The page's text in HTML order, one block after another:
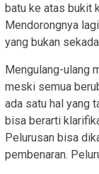
batu ke atas bukit
Mendorongnya
yang bukan
Mengulang-ulang
meski semua
ada satu hal yang
bisa berarti
Pelurusan bisa
pembenaran.